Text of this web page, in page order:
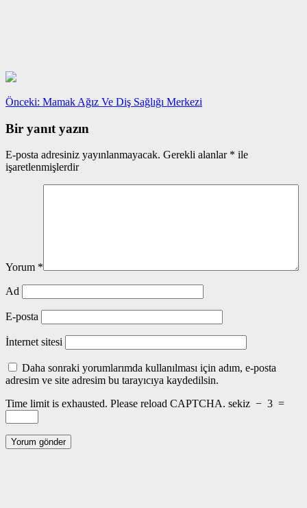
Yazı
gezinmesi
Önceki: Önceki
Mamak Ağız Ve Diş Sağlığı Merkezi
Bir yanıt yazın
E-posta adresiniz yayınlanmayacak. Gerekli alanlar * ile
işaretlenmişlerdir
Yorum *
Ad
E-posta
İnternet sitesi
Daha sonraki yorumlarımda kullanılması için adım, e-posta
adresim ve site adresim bu tarayıcıya kaydedilsin.
Time limit is exhausted. Please reload CAPTCHA. sekiz − 3 =